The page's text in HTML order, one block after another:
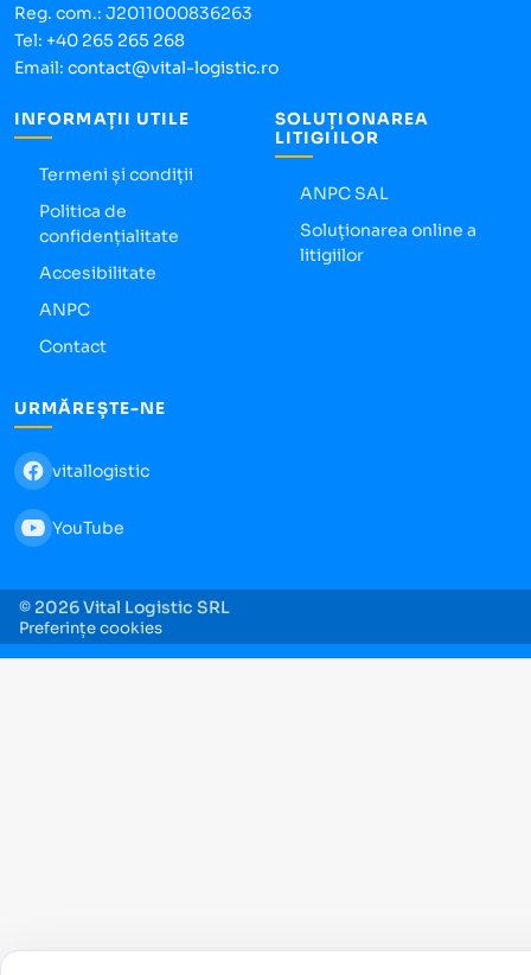
Reg. com.: J2011000836263
Tel: +40 265 265 268
Email: contact@vital-logistic.ro
INFORMAȚII UTILE
Termeni și condiții
Politica de
confidențialitate
Accesibilitate
ANPC
Contact
SOLUȚIONAREA
LITIGIILOR
ANPC SAL
Soluționarea online a
litigiilor
URMĂREȘTE-NE
vitallogistic
YouTube
© 2026 Vital Logistic SRL
Preferințe cookies